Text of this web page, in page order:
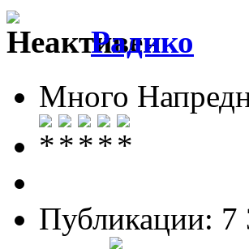
Радико
Много
Публикации: 7